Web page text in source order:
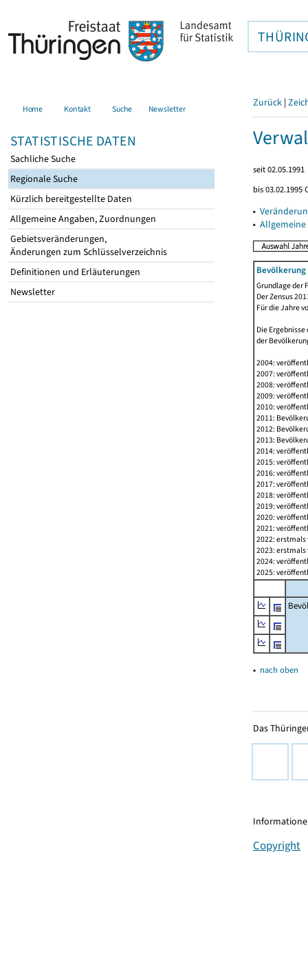
Home Kontakt Suche Newsletter
STATISTISCHE DATEN
Sachliche Suche
Regionale Suche
Kürzlich bereitgestellte Daten
Allgemeine Angaben, Zuordnungen
Gebietsveränderungen,
Änderungen zum Schlüsselverzeichnis
Definitionen und Erläuterungen
Newsletter
Zurück |
seit 02.05.1991
bis 03.02.1995
▸
▸
Grundlage der
Der Zensus
Für die Jahre
Die
der
2004:
2007:
2008:
2009:
2010:
2011:
2012:
2013:
2014:
2015:
2016:
2017:
2018:
2019:
2020:
2021:
2022:
2023:
2024:
2025:
▴ nach oben
Das
Copyright